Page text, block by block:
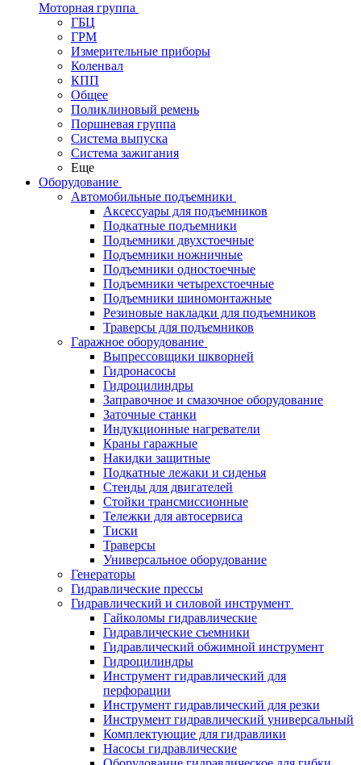
Моторная группа
ГБЦ
ГРМ
Измерительные приборы
Коленвал
КПП
Общее
Поликлиновый ремень
Поршневая группа
Система выпуска
Система зажигания
Еще
Оборудование
Автомобильные подъемники
Аксессуары для подъемников
Подкатные подъемники
Подъемники двухстоечные
Подъемники ножничные
Подъемники одностоечные
Подъемники четырехстоечные
Подъемники шиномонтажные
Резиновые накладки для подъемников
Траверсы для подъемников
Гаражное оборудование
Выпрессовщики шкворней
Гидронасосы
Гидроцилиндры
Заправочное и смазочное оборудование
Заточные станки
Индукционные нагреватели
Краны гаражные
Накидки защитные
Подкатные лежаки и сиденья
Стенды для двигателей
Стойки трансмиссионные
Тележки для автосервиса
Тиски
Траверсы
Универсальное оборудование
Генераторы
Гидравлические прессы
Гидравлический и силовой инструмент
Гайколомы гидравлические
Гидравлические съемники
Гидравлический обжимной инструмент
Гидроцилиндры
Инструмент гидравлический для
перфорации
Инструмент гидравлический для резки
Инструмент гидравлический универсальный
Комплектующие для гидравлики
Насосы гидравлические